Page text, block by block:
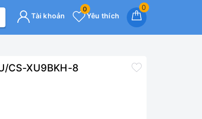
0
Yêu thích
0
Tài khoản
CS-XU9BKH-8